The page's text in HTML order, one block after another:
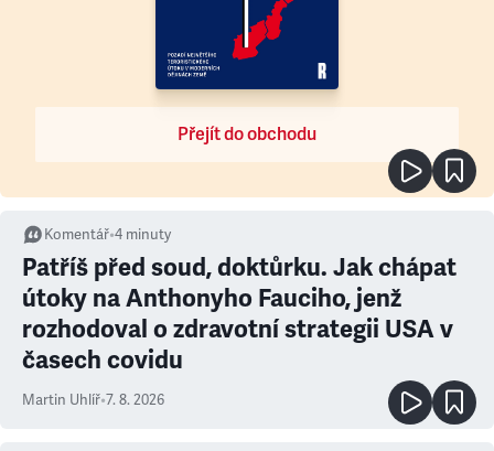
Přejít do obchodu
Komentář•4 minuty
Patříš před soud, doktůrku. Jak chápat
útoky na Anthonyho Fauciho, jenž
rozhodoval o zdravotní strategii USA v
časech covidu
Martin Uhlíř•7. 8. 2026